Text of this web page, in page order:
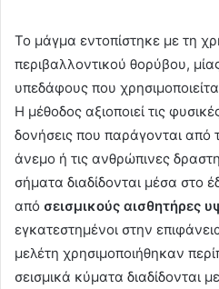
Το μάγμα εντοπίστηκε με τη
περιβαλλοντικού θορύβου,
υπεδάφους που
Η μέθοδος αξιοποιεί τις
δονήσεις που παράγονται από
άνεμο ή τις ανθρώπινες
σήματα διαδίδονται μέσα στο
από σεισμικούς αισθητήρες
εγκατεστημένοι στην
μελέτη χρησιμοποιήθηκαν
σεισμικά κύματα διαδίδονται